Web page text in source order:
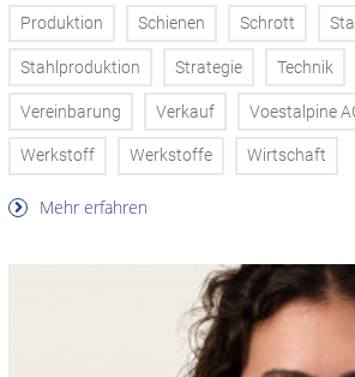
Produktion Schienen Schrott
Stahlproduktion Strategie Technik
Vereinbarung Verkauf Voestalpine
Werkstoff Werkstoffe Wirtschaft
Mehr erfahren